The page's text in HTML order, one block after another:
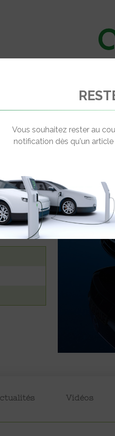
Vidéos
Vous souhaitez rester au
notification dès qu'un